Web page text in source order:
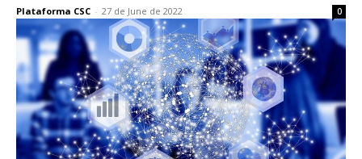
Plataforma CSC - 27 de June de 2022 0